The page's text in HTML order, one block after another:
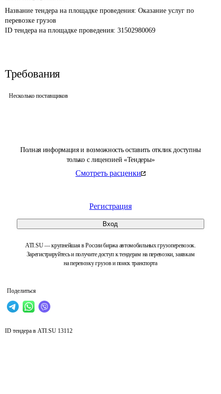
Полная информация и возможность оставить отклик доступны
только с лицензией «Тендеры»
Смотреть расценки
Регистрация
Вход
ATI.SU — крупнейшая в России биржа автомобильных грузоперевозок.
Зарегистрируйтесь и получите доступ к тендерам на перевозки, заявкам
на перевозку грузов и поиск транспорта
Поделиться
Название тендера на площадке проведения: Оказание услуг по
перевозке грузов
ID тендера на площадке проведения: 31502980069
Требования
Несколько поставщиков
ID тендера в ATI.SU 13112